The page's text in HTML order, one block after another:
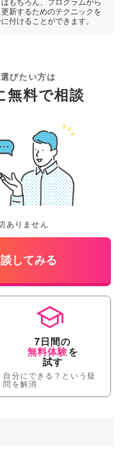
新するためのテクニックを
付けることができます。
びたい方は
無料で相談
ありません
してみる
7日間の
無料体験を
試す
自分にできる？という疑
問を解消